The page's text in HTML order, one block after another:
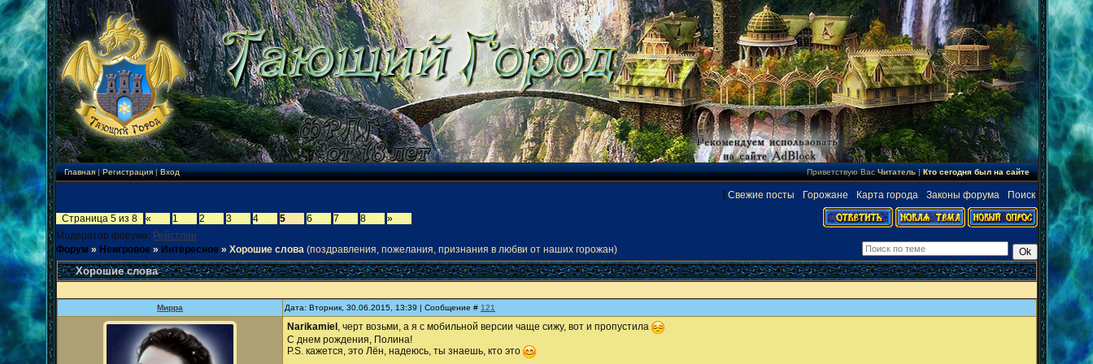
Главная|Регистрация|Вход Приветствую Вас Читатель|Кто сегодня был на сайте
[ Свежие посты · Горожане · Карта города · Законы форума · Поиск]
Страница 5 из 8 « 1 2 3 4 5 6 7 8
»
Модератор форума: Рейстлин
Форум » Неигровое » Интересное » Хорошие слова (поздравления, пожелания, признания в любви от наших горожан)
Хорошие слова
Мирра Дата: Вторник, 30.06.2015, 13:39 | Сообщение # 121
Narikamiel , черт возьми, а я с мобильной версии чаще сижу, вот и пропустила
С днем рождения, Полина!
P.S. кажется, это Лён, надеюсь, ты знаешь, кто это